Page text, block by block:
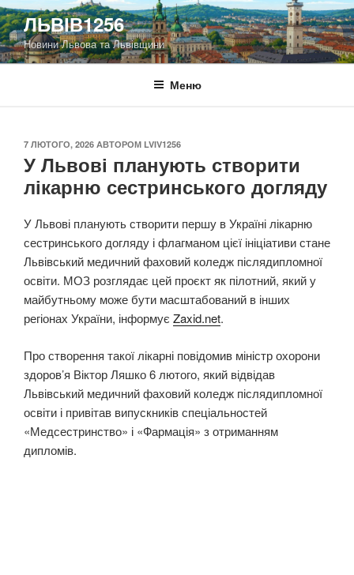
Перейти
до
вмісту
ЛЬВІВ1256
Новини Львова та Львівщини
Меню
ОПУБЛІКОВАНО
7 ЛЮТОГО, 2026 АВТОРОМ LVIV1256
У Львові планують створити
лікарню сестринського догляду
У Львові планують створити першу в Україні лікарню
сестринського догляду і флагманом цієї ініціативи стане
Львівський медичний фаховий коледж післядипломної
освіти. МОЗ розглядає цей проєкт як пілотний, який у
майбутньому може бути масштабований в інших
регіонах України, інформує Zaxid.net.
Про створення такої лікарні повідомив міністр охорони
здоров’я Віктор Ляшко 6 лютого, який відвідав
Львівський медичний фаховий коледж післядипломної
освіти і привітав випускників спеціальностей
«Медсестринство» і «Фармація» з отриманням
дипломів.